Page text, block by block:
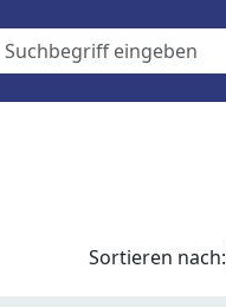
Sortieren nach: